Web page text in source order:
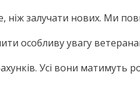
залучати нових. Ми
особливу увагу
Усі вони матимуть